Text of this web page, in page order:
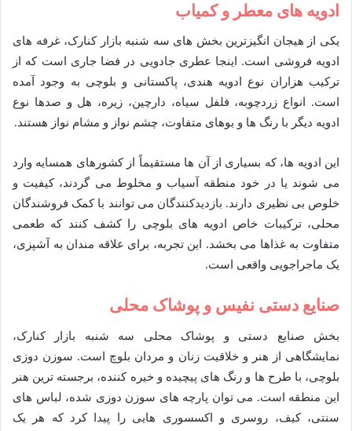
ادویه های معطر و کمیاب
یکی از هیجان انگیزترین بخش های سه شنبه بازار کنارک، غرفه های
ادویه فروشی است. اینجا عطری جادویی در فضا جاری است که از
ترکیب هزاران نوع ادویه هندی، پاکستانی و بلوچی به وجود آمده
است. انواع زردچوبه، فلفل سیاه، دارچین، زیره، هل و صدها نوع
ادویه دیگر با رنگ ها و بوهای متفاوت، چشم نواز و مشام نواز هستند.
این ادویه ها، که بسیاری از آن ها مستقیماً از کشورهای همسایه وارد
می شوند یا در خود منطقه آسیاب و مخلوط می گردند، کیفیت و
خلوص بی نظیری دارند. بازدیدکنندگان می توانند با کمک فروشندگان
محلی، ترکیبات خاص ادویه های بلوچی را کشف کنند که طعمی
متفاوت به غذاها می بخشد. این تجربه، برای علاقه مندان به آشپزی،
یک ماجراجویی واقعی است.
صنایع دستی نفیس و پوشاک محلی
بخش صنایع دستی و پوشاک محلی سه شنبه بازار کنارک،
نمایشگاهی از هنر و خلاقیت زنان و مردان بلوچ است. سوزن دوزی
بلوچی، با طرح ها و رنگ های پیچیده و خیره کننده، برجسته ترین هنر
این منطقه است. می توان پارچه های سوزن دوزی شده، لباس های
سنتی، کیف، روسری و اکسسوری هایی را پیدا کرد که هر یک